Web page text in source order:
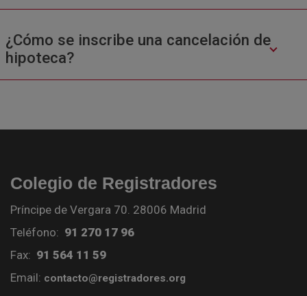
¿Cómo se inscribe una cancelación de
hipoteca?
Colegio de Registradores
Príncipe de Vergara 70. 28006 Madrid
Teléfono: 91 270 17 96
Fax: 91 564 11 59
Email: contacto@registradores.org